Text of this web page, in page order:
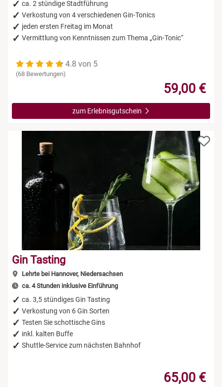
ca. 2 stündige Stadtführung
Verkostung von 4 verschiedenen Gin-Tonics
jeden ersten Freitag im Monat
Vermittlung von Kenntnissen zum Thema „Gin-Tonic“
4.8 von 5
(68 Bewertungen)
59,00 €
zum Erlebnisgutschein
Gin Tasting
Lehrte bei Hannover, Niedersachsen
ca. 4 Stunden inklusive Einführung
ca. 3,5 stündiges Gin Tasting
Verkostung von 6 Gin Sorten
Testen Sie schottische Gins
inkl. kalten Buffe
Shuttle-Service zum nächsten Bahnhof
65,00 €
Leipzig
Mühlhausen
Paderborn
Siebeldingen bei Ludwigshafen am Rhein
Stuttgart
Würzburg
Zwickau